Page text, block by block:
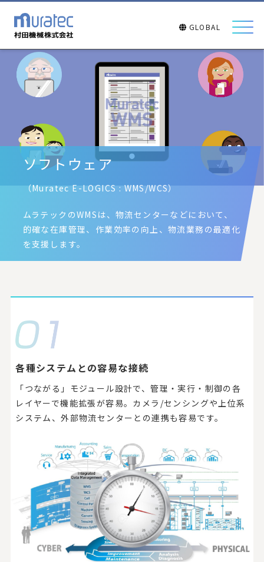
GLOBAL
ソフトウェア
（Muratec E-LOGICS : WMS/WCS）
ムラテックのWMSは、物流センターなどにおいて、
的確な在庫管理、作業効率の向上、物流業務の最適化
を支援します。
各種システムとの容易な接続
「つながる」モジュール設計で、管理・実行・制御の各
レイヤーで機能拡張が容易。カメラ/センシングや上位系
システム、外部物流センターとの連携も容易です。